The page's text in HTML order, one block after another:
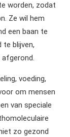
worden, zodat
Ze wil hem
een baan te
te blijven,
voeding,
om mensen
van speciale
zo gezond